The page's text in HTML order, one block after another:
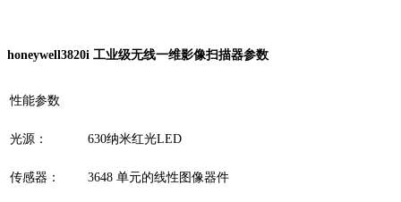
honeywell3820i 工业级无线一维影像扫描器参数
性能参数
光源： 630纳米红光LED
传感器： 3648 单元的线性图像器件